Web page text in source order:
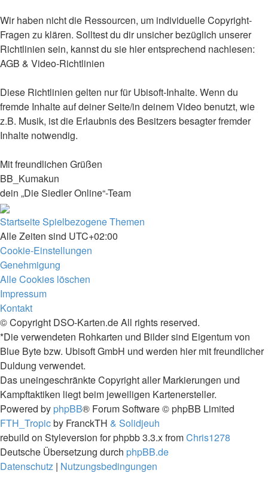
Wir haben nicht die Ressourcen, um individuelle Copyright-
Fragen zu klären. Solltest du dir unsicher bezüglich unserer
Richtlinien sein, kannst du sie hier entsprechend nachlesen:
AGB & Video-Richtlinien
Diese Richtlinien gelten nur für Ubisoft-Inhalte. Wenn du
fremde Inhalte auf deiner Seite/in deinem Video benutzt, wie
z.B. Musik, ist die Erlaubnis des Besitzers besagter fremder
Inhalte notwendig.
Mit freundlichen Grüßen
BB_Kumakun
dein „Die Siedler Online“-Team
StartseiteSpielbezogene Themen
Alle Zeiten sind UTC+02:00
Cookie-Einstellungen
Genehmigung
Alle Cookies löschen
Impressum
Kontakt
© Copyright DSO-Karten.de All rights reserved.
*Die verwendeten Rohkarten und Bilder sind Eigentum von
Blue Byte bzw. Ubisoft GmbH und werden hier mit freundlicher
Duldung verwendet.
Das uneingeschränkte Copyright aller Markierungen und
Kampftaktiken liegt beim jeweiligen Kartenersteller.
Powered by phpBB® Forum Software © phpBB Limited
FTH_Tropicby FranckTH & Solidjeuh
rebuild on Styleversion for phpbb 3.3.x fromChris1278
Deutsche Übersetzung durch phpBB.de
Datenschutz | Nutzungsbedingungen